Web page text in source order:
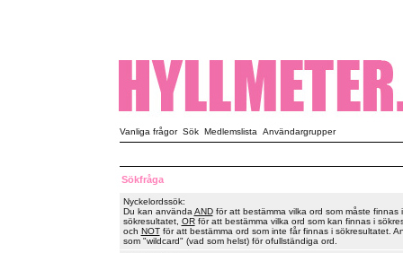
Vanliga frågor Sök Medlemslista Användargrupper
Sökfråga
Nyckelordssök:
Du kan använda ANDför att bestämma vilka ord som måste finnas i
sökresultatet, ORför att bestämma vilka ord som kan finnas i
och NOTför att bestämma ord som inte får finnas i sökresultatet.
som "wildcard" (vad som helst) för ofullständiga ord.